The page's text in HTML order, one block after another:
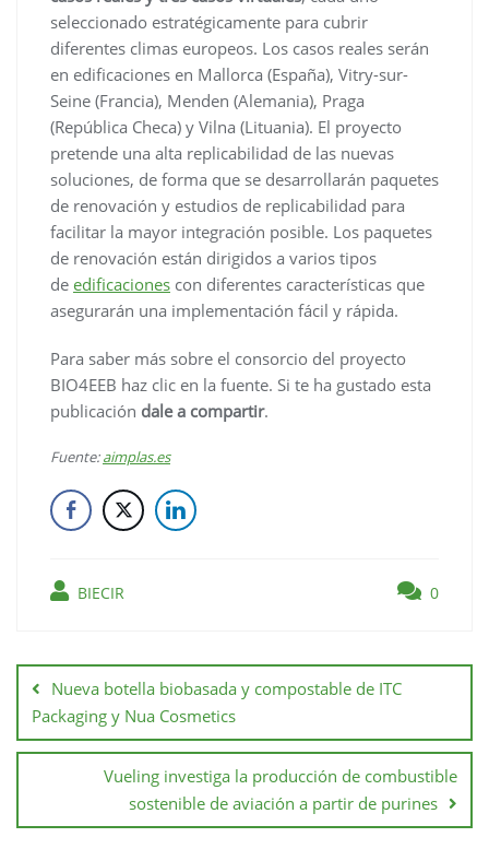
seleccionado estratégicamente para cubrir
diferentes climas europeos. Los casos reales serán
en edificaciones en Mallorca (España), Vitry-sur-
Seine (Francia), Menden (Alemania), Praga
(República Checa) y Vilna (Lituania). El proyecto
pretende una alta replicabilidad de las nuevas
soluciones, de forma que se desarrollarán paquetes
de renovación y estudios de replicabilidad para
facilitar la mayor integración posible. Los paquetes
de renovación están dirigidos a varios tipos
de edificaciones con diferentes características que
asegurarán una implementación fácil y rápida.
Para saber más sobre el consorcio del proyecto
BIO4EEB haz clic en la fuente. Si te ha gustado esta
publicación dale a compartir.
Fuente:aimplas.es
BIECIR 0
Nueva botella biobasada y compostable de ITC
Packaging y Nua Cosmetics
Vueling investiga la producción de combustible
sostenible de aviación a partir de purines